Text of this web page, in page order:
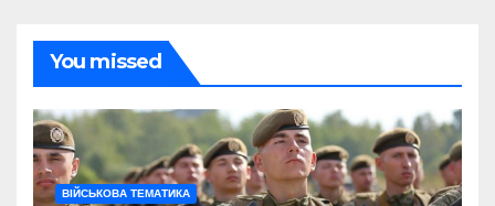
You missed
ВІЙСЬКОВА ТЕМАТИКА